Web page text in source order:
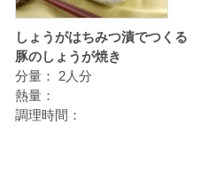
しょうがはちみつ漬でつくる
豚のしょうが焼き
分量：
2人分
熱量：
調理時間：